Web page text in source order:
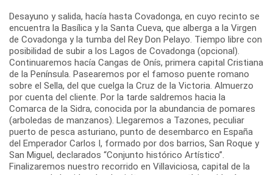
Desayuno y salida, hacía hasta Covadonga, en cuyo recinto se
encuentra la Basílica y la Santa Cueva, que alberga a la Virgen
de Covadonga y la tumba del Rey Don Pelayo. Tiempo libre con
posibilidad de subir a los Lagos de Covadonga (opcional).
Continuaremos hacía Cangas de Onís, primera capital Cristiana
de la Península. Pasearemos por el famoso puente romano
sobre el Sella, del que cuelga la Cruz de la Victoria. Almuerzo
por cuenta del cliente. Por la tarde saldremos hacia la
Comarca de la Sidra, conocida por la abundancia de pomares
(arboledas de manzanos). Llegaremos a Tazones, peculiar
puerto de pesca asturiano, punto de desembarco en España
del Emperador Carlos I, formado por dos barrios, San Roque y
San Miguel, declarados “Conjunto histórico Artístico”.
Finalizaremos nuestro recorrido en Villaviciosa, capital de la